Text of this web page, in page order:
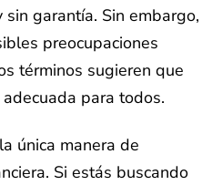
garantía. Sin embargo,
preocupaciones
términos sugieren que
para todos.
única manera de
Si estás buscando